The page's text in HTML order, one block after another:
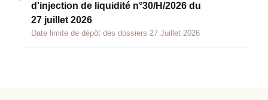
d'injection de liquidité n°30/H/2026 du
27 juillet 2026
Date limite de dépôt des dossiers 27 Juillet 2026